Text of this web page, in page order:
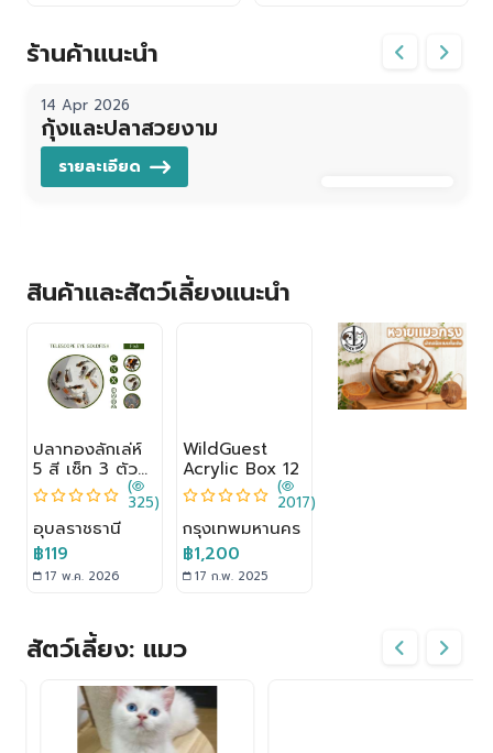
ร้านค้าแนะนำ
14 Apr 2026
กุ้งและปลาสวยงาม
รายละเอียด
สินค้าและสัตว์เลี้ยงแนะนำ
ปลาทองลักเล่ห์
5 สี เซ็ท 3 ตัว
Telescope Eye
Goldfish
(
325)
อุบลราชธานี
฿119
17 พ.ค. 2026
WildGuest
Acrylic Box 12
(
2017)
กรุงเทพมหานคร
฿1,200
17 ก.พ. 2025
สัตว์เลี้ยง: แมว